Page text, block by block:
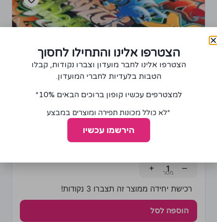
בד לייקרה דגם גרפיטי
−
+
רכישת יחידה ממוצר זה תצברו 3 נקודות!
הוספה לסל
הצטרפו אלינו והתחילו לחסוך
הצטרפו אלינו לחבר מועדון וצברו נקודות, קבלו
הטבות בלעדיות לחברי המועדון.
למצטרפים עכשיו קופון ברוכים הבאים 10%*
*לא כולל מכונות תפירה ומוצרים במבצע
הירשמו עכשיו